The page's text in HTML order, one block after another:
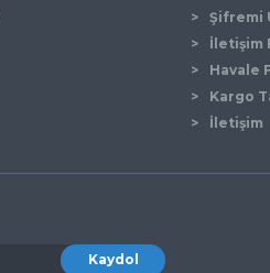
Gönder
Şifremi
İletişim
Havale
Kargo
İletişim
Kaydol